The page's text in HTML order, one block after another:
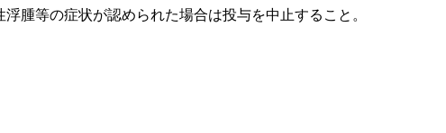
腫等の症状が認められた場合は投与を中止すること。